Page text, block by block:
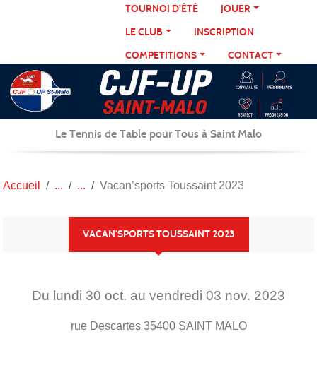
TOURNOI D'ÉTÉ
JOUER
LE CLUB
INSCRIPTION
COMPETITIONS
CONTACT
Le Tennis de Table pour Tous à Saint Malo
Accueil Vacan’sports Toussaint 2023
VACAN’SPORTS TOUSSAINT 2023
Du lundi 30 oct. au vendredi 03 nov. 2023
rue Descartes 35400 SAINT MALO
Panneau de gestion des cookies